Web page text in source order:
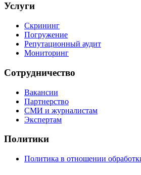
Услуги
Скрининг
Погружение
Репутационный аудит
Мониторинг
Сотрудничество
Вакансии
Партнерство
СМИ и журналистам
Экспертам
Политики
Политика в отношении